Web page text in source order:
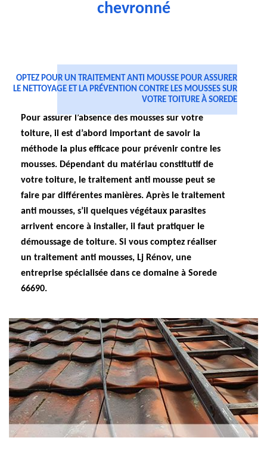
chevronné
OPTEZ POUR UN TRAITEMENT ANTI MOUSSE POUR ASSURER
LE NETTOYAGE ET LA PRÉVENTION CONTRE LES MOUSSES SUR
VOTRE TOITURE À SOREDE
Pour assurer l’absence des mousses sur votre
toiture, il est d’abord important de savoir la
méthode la plus efficace pour prévenir contre les
mousses. Dépendant du matériau constitutif de
votre toiture, le traitement anti mousse peut se
faire par différentes manières. Après le traitement
anti mousses, s’il quelques végétaux parasites
arrivent encore à installer, il faut pratiquer le
démoussage de toiture. Si vous comptez réaliser
un traitement anti mousses, Lj Rénov, une
entreprise spécialisée dans ce domaine à Sorede
66690.